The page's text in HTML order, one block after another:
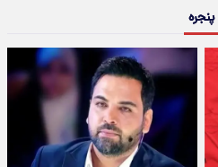
پنجره